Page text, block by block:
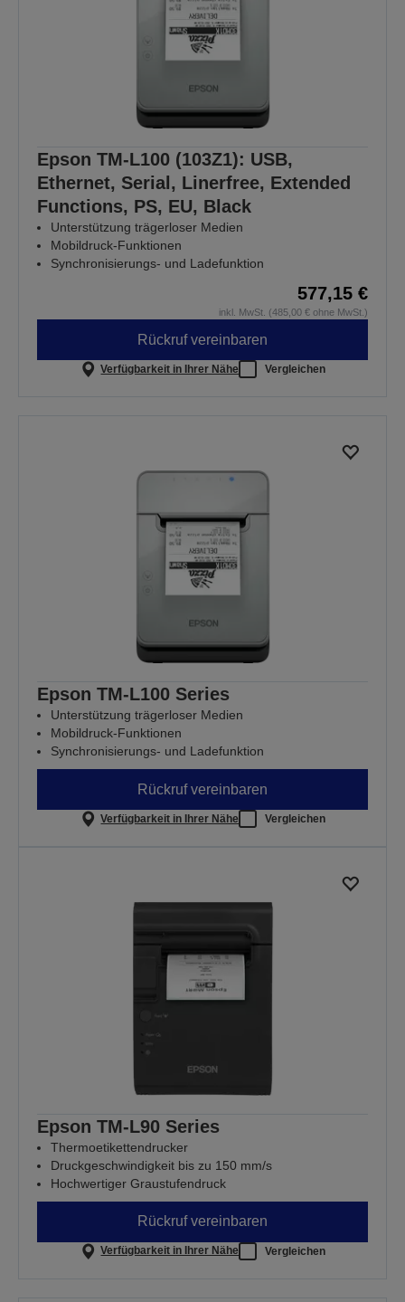
Epson TM-L100 (103Z1): USB,
Ethernet, Serial, Linerfree, Extended
Functions, PS, EU, Black
Unterstützung trägerloser Medien
Mobildruck-Funktionen
Synchronisierungs- und Ladefunktion
577,15 €
inkl. MwSt. (485,00 € ohne MwSt.)
Rückruf vereinbaren
Verfügbarkeit in Ihrer Nähe Vergleichen
Epson TM-L100 Series
Unterstützung trägerloser Medien
Mobildruck-Funktionen
Synchronisierungs- und Ladefunktion
Rückruf vereinbaren
Verfügbarkeit in Ihrer Nähe Vergleichen
Epson TM-L90 Series
Thermoetikettendrucker
Druckgeschwindigkeit bis zu 150 mm/s
Hochwertiger Graustufendruck
Rückruf vereinbaren
Verfügbarkeit in Ihrer Nähe Vergleichen